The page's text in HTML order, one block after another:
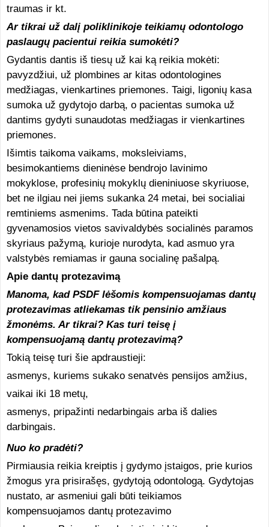
traumas ir kt.
Ar tikrai už dalį poliklinikoje teikiamų odontologo
paslaugų pacientui reikia sumokėti?
Gydantis dantis iš tiesų už kai ką reikia mokėti:
pavyzdžiui, už plombines ar kitas odontologines
medžiagas, vienkartines priemones. Taigi, ligonių kasa
sumoka už gydytojo darbą, o pacientas sumoka už
dantims gydyti sunaudotas medžiagas ir vienkartines
priemones.
Išimtis taikoma vaikams, moksleiviams,
besimokantiems dieninėse bendrojo lavinimo
mokyklose, profesinių mokyklų dieniniuose skyriuose,
bet ne ilgiau nei jiems sukanka 24 metai, bei socialiai
remtiniems asmenims. Tada būtina pateikti
gyvenamosios vietos savivaldybės socialinės paramos
skyriaus pažymą, kurioje nurodyta, kad asmuo yra
valstybės remiamas ir gauna socialinę pašalpą.
Apie dantų protezavimą
Manoma, kad PSDF lėšomis kompensuojamas dantų
protezavimas atliekamas tik pensinio amžiaus
žmonėms. Ar tikrai? Kas turi teisę į
kompensuojamą dantų protezavimą?
Tokią teisę turi šie apdraustieji:
asmenys, kuriems sukako senatvės pensijos amžius,
vaikai iki 18 metų,
asmenys, pripažinti nedarbingais arba iš dalies
darbingais.
Nuo ko pradėti?
Pirmiausia reikia kreiptis į gydymo įstaigos, prie kurios
žmogus yra prisirašęs, gydytoją odontologą. Gydytojas
nustato, ar asmeniui gali būti teikiamos
kompensuojamos dantų protezavimo